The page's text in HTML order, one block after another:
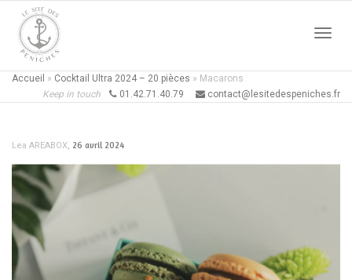
Accueil » Cocktail Ultra 2024 – 20 pièces » Macarons
Keep in touch
01.42.71.40.79 contact@lesitedespeniches.fr
Lea AREABOX, 26 avril 2024